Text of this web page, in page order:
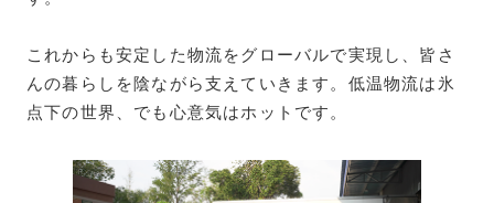
これからも安定した物流をグローバルで実現し、皆さ
んの暮らしを陰ながら支えていきます。低温物流は氷
点下の世界、でも心意気はホットです。